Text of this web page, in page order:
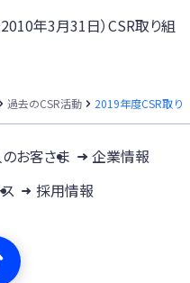
年3月31日）CSR取り組
過去のCSR活動 2019年度CSR取り
お客さま
企業情報
採用情報